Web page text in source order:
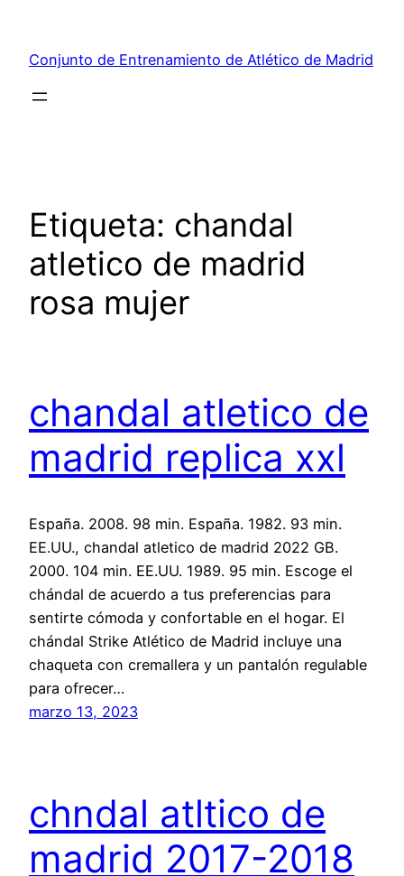
contenido
Conjunto de Entrenamiento de Atlético de Madrid
Etiqueta: chandal
atletico de madrid
rosa mujer
chandal atletico de
madrid replica xxl
España. 2008. 98 min. España. 1982. 93 min.
EE.UU., chandal atletico de madrid 2022 GB.
2000. 104 min. EE.UU. 1989. 95 min. Escoge el
chándal de acuerdo a tus preferencias para
sentirte cómoda y confortable en el hogar. El
chándal Strike Atlético de Madrid incluye una
chaqueta con cremallera y un pantalón regulable
para ofrecer…
marzo 13, 2023
chndal atltico de
madrid 2017-2018